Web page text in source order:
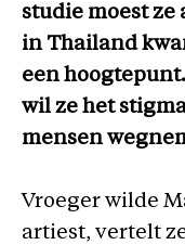
studie moest ze
in Thailand
een
wil ze het
mensen
Vroeger wilde
artiest, vertelt